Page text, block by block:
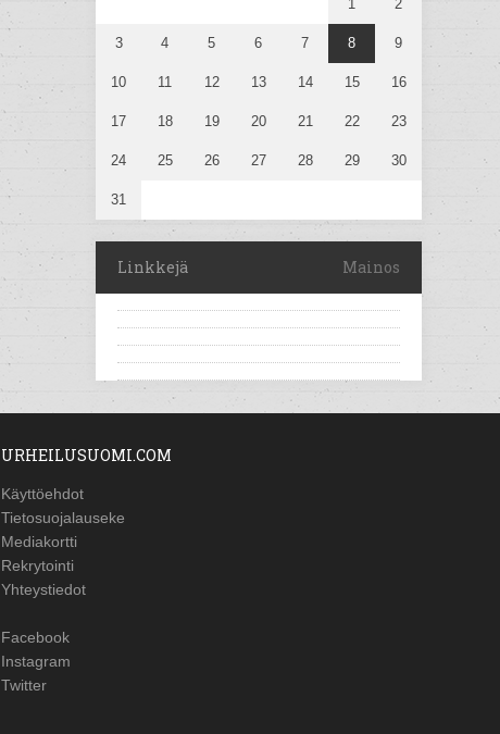
1 2
3 4 5 6 7 8 9
10 11 12 13 14 15 16
17 18 19 20 21 22 23
24 25 26 27 28 29 30
31
Linkkejä Mainos
URHEILUSUOMI.COM
Käyttöehdot
Tietosuojalauseke
Mediakortti
Rekrytointi
Yhteystiedot
Facebook
Instagram
Twitter